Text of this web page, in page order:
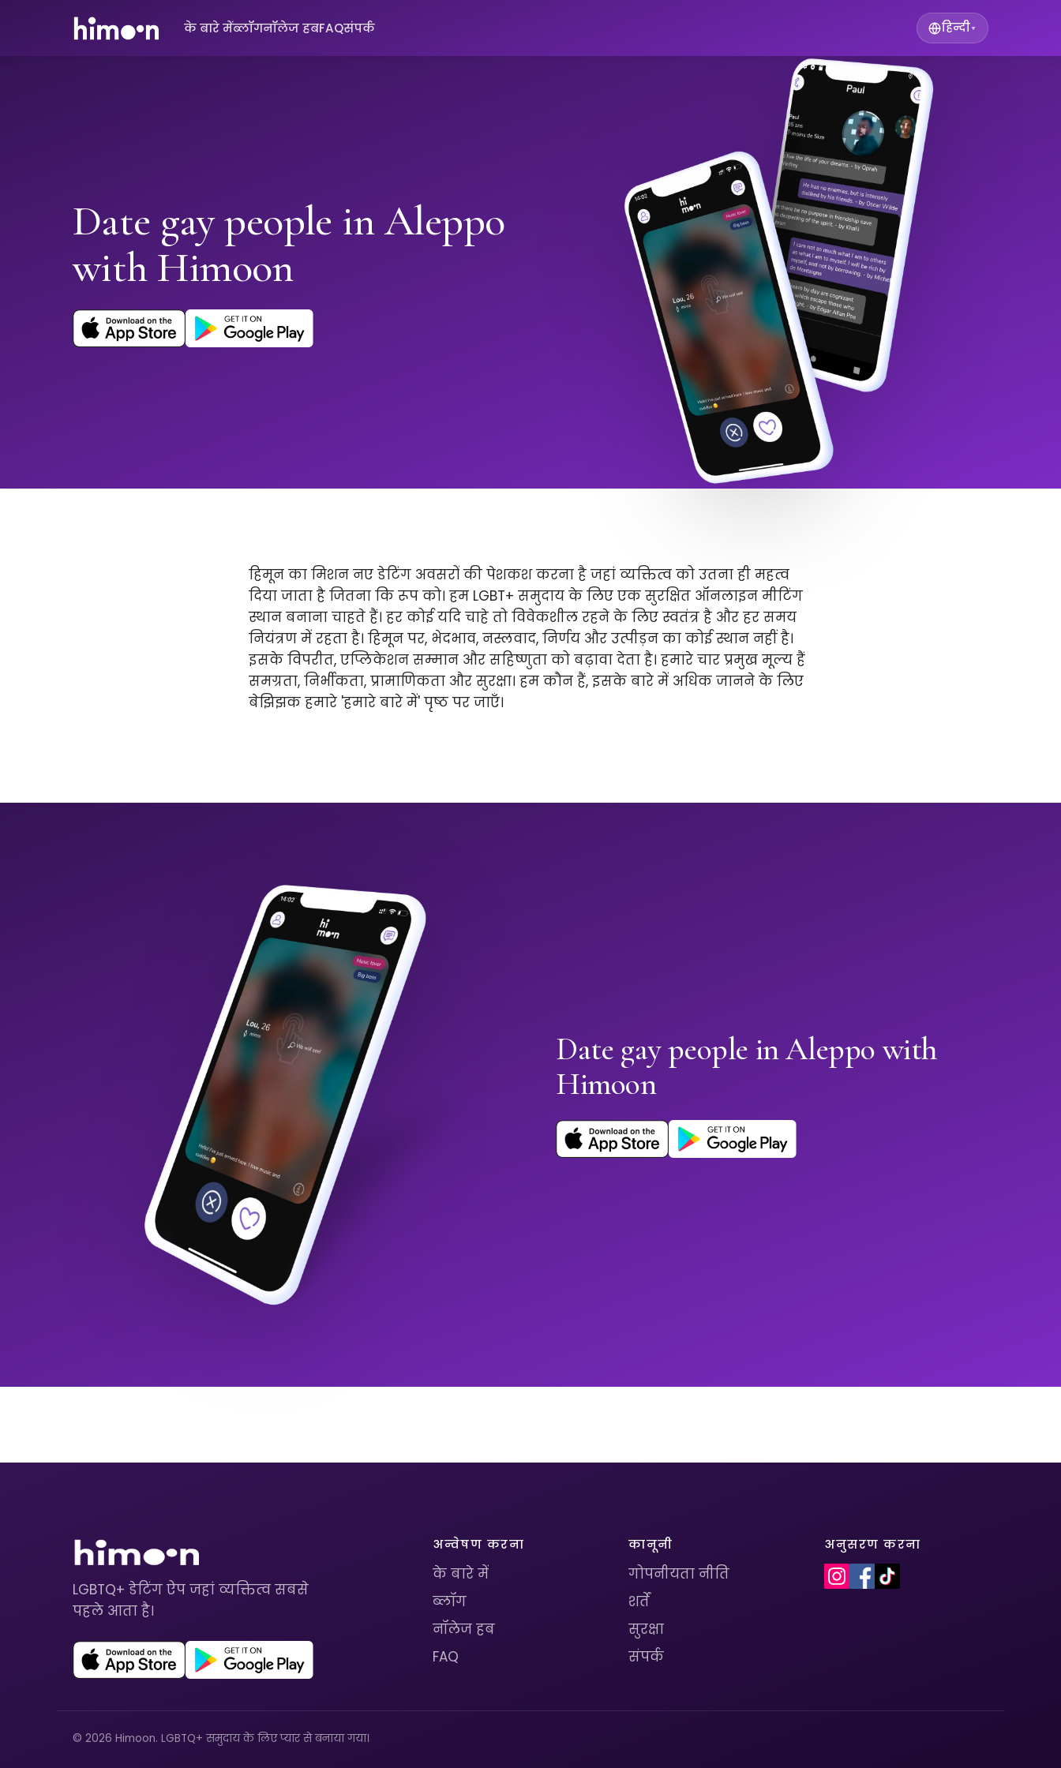
के बारे मेंब्लॉगनॉलेज हबFAQसंपर्क हिन्दी▾
Date gay people in Aleppo
with Himoon
हिमून का मिशन नए डेटिंग अवसरों की पेशकश करना है जहां व्यक्तित्व को उतना ही महत्व
दिया जाता है जितना कि रूप को। हम LGBT+ समुदाय के लिए एक सुरक्षित ऑनलाइन मीटिंग
स्थान बनाना चाहते हैं। हर कोई यदि चाहे तो विवेकशील रहने के लिए स्वतंत्र है और हर समय
नियंत्रण में रहता है। हिमून पर, भेदभाव, नस्लवाद, निर्णय और उत्पीड़न का कोई स्थान नहीं है।
इसके विपरीत, एप्लिकेशन सम्मान और सहिष्णुता को बढ़ावा देता है। हमारे चार प्रमुख मूल्य हैं
समग्रता, निर्भीकता, प्रामाणिकता और सुरक्षा। हम कौन हैं, इसके बारे में अधिक जानने के लिए
बेझिझक हमारे 'हमारे बारे में' पृष्ठ पर जाएँ।
Date gay people in Aleppo with
Himoon
LGBTQ+ डेटिंग ऐप जहां व्यक्तित्व सबसे
पहले आता है।
अन्वेषण करना
के बारे में
ब्लॉग
नॉलेज हब
FAQ
कानूनी
गोपनीयता नीति
शर्तें
सुरक्षा
संपर्क
अनुसरण करना
© 2026 Himoon. LGBTQ+ समुदाय के लिए प्यार से बनाया गया।